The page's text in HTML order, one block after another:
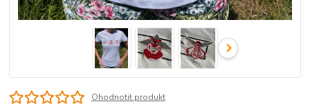
Ohodnotit produkt